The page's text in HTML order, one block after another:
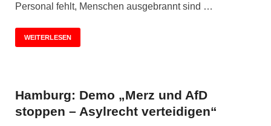
Personal fehlt, Menschen ausgebrannt sind …
WEITERLESEN
Hamburg: Demo „Merz und AfD
stoppen – Asylrecht verteidigen“